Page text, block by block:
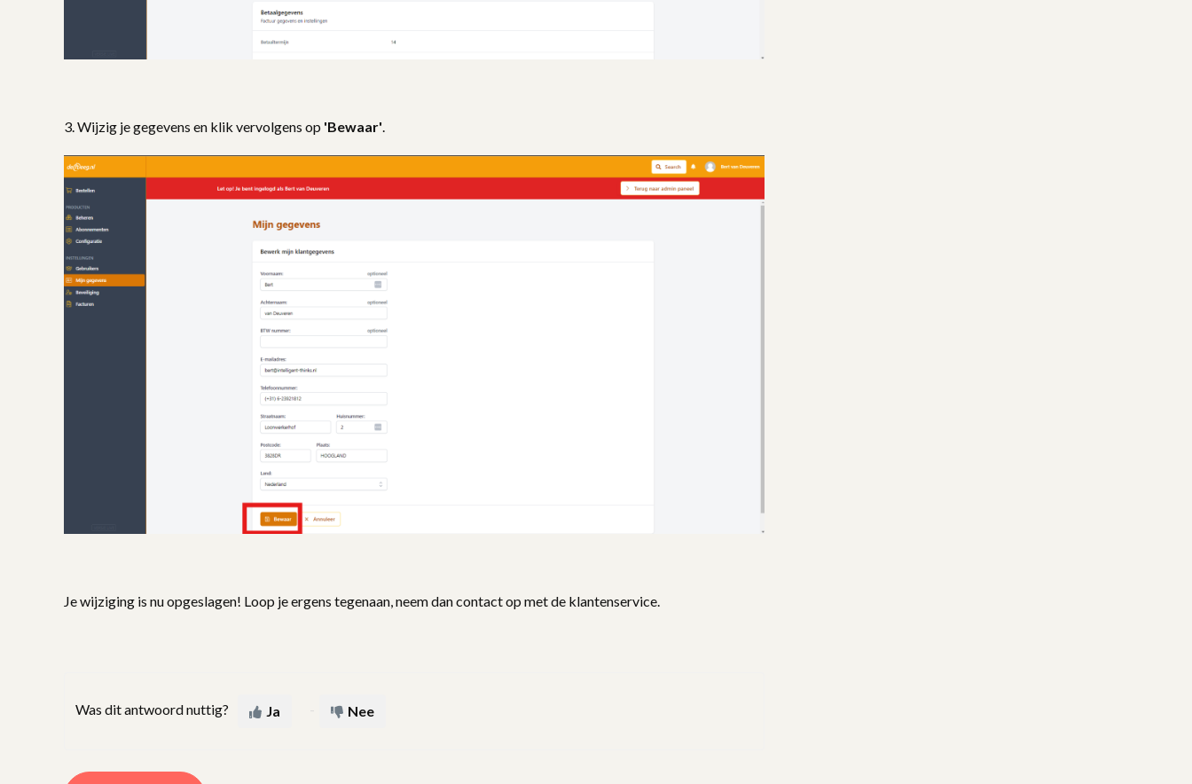
3. Wijzig je gegevens en klik vervolgens op 'Bewaar'.
Je wijziging is nu opgeslagen! Loop je ergens tegenaan, neem dan contact op met de klantenservice.
Was dit antwoord nuttig? Ja Nee